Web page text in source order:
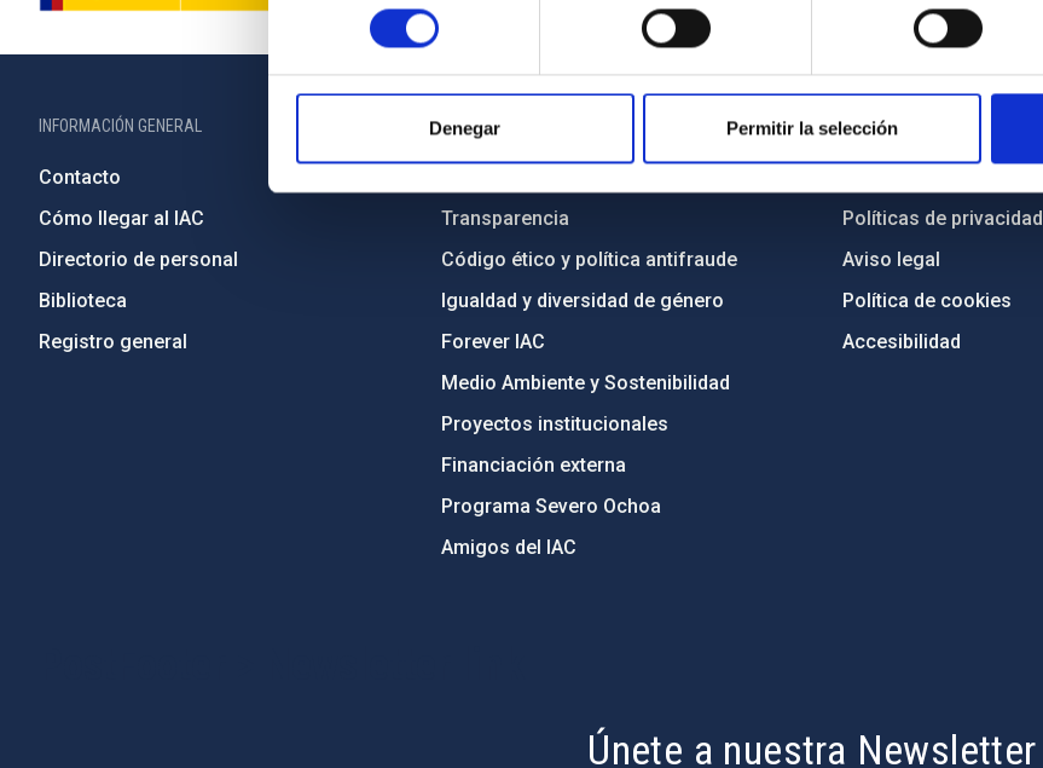
consentimiento
Denegar Permitir la selección
INFORMACIÓN GENERAL
Contacto
Cómo llegar al IAC
Directorio de personal
Biblioteca
Registro general
INFORMACIÓN INSTITUCIONAL
Transparencia
Código ético y política antifraude
Igualdad y diversidad de género
Forever IAC
Medio Ambiente y Sostenibilidad
Proyectos institucionales
Financiación externa
Programa Severo Ochoa
Amigos del IAC
PORTAL DEL IAC
Políticas de privacidad
Aviso legal
Política de cookies
Accesibilidad
Únete a nuestra Newsletter